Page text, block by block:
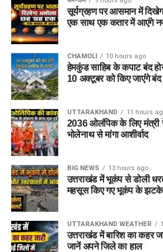
सूर्यग्रहण पर आसमान में
एक साथ एक कतार में आएंगे
CHAMOLI 10 hours ago
हेमकुंड साहिब के कपाट बंद
10 अक्टूबर को किए जाएंंगे बंद
UTTARAKHAND 11 hours
2036 ओलंपिक के लिए मंत्री
भोलेनाथ से मांगा आशीर्वाद
BIG NEWS 13 hours ago
उत्तराखंड में भूकंप से डोली
महसूस किए गए भूकंप के झटके
UTTARAKHAND WEATHER
उत्तराखंड में बारिश का कहर
जानें अपने जिले का हाल